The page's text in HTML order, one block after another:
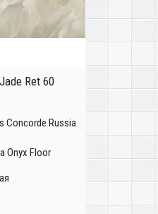
Ret 60
Concorde Russia
Onyx Floor